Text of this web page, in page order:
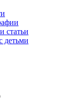
статьи
детьми